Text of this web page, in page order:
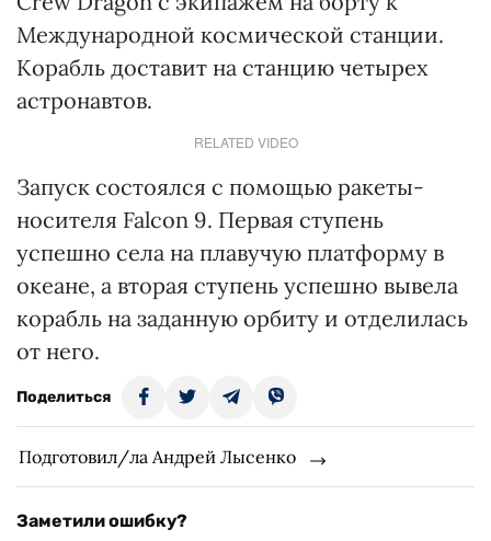
Международной космической станции.
Корабль доставит на станцию четырех
астронавтов.
RELATED VIDEO
Запуск состоялся с помощью ракеты-
носителя Falcon 9. Первая ступень
успешно села на плавучую платформу в
океане, а вторая ступень успешно вывела
корабль на заданную орбиту и отделилась
от него.
Поделиться
Подготовил/ла Андрей Лысенко
Заметили ошибку?